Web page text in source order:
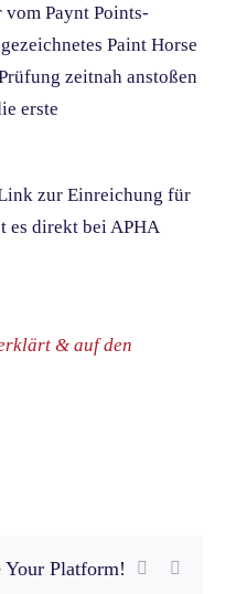
Paynt Points-
Paint Horse
zeitnah anstoßen
erste
zur Einreichung für
es direkt bei APHA
& auf den
Your Platform! Facebook